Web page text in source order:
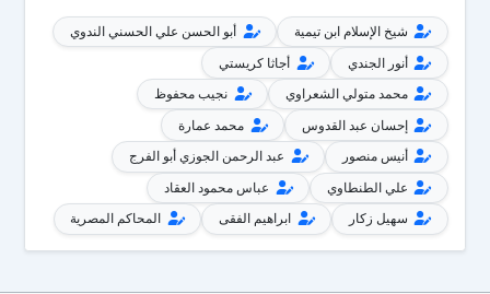
شيخ الإسلام ابن تيمية
أبو الحسن علي الحسني الندوي
أنور الجندي
أجاثا كريستي
محمد متولي الشعراوي
نجيب محفوظ
إحسان عبد القدوس
محمد عمارة
أنيس منصور
عبد الرحمن الجوزي أبو الفرج
علي الطنطاوي
عباس محمود العقاد
سهيل زكار
ابراهيم الفقى المحاكم المصرية